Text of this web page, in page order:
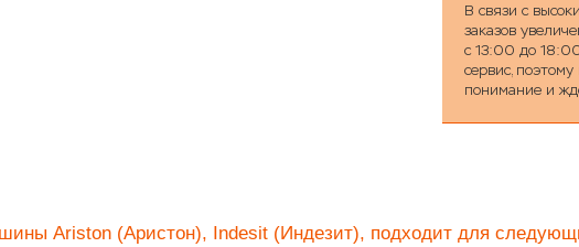
В связи с
заказов
с 13:00 до
сервис,
понимание и
Ariston (Аристон), Indesit (Индезит), подходит для